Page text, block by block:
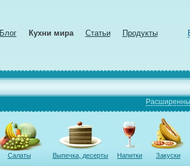
Блог Кухни мира Статьи Продукты
Салаты Выпечка, десерты Напитки Закуски